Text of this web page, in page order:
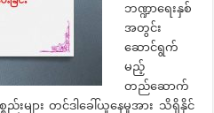
ဘဏ္ဍာရေးနှစ်
အတွင်း
ဆောင်ရွက်
မည့်
တည်ဆောက်
စည်းများ တင်ဒါခေါ်ယူနေမှုအား သိရှိနိုင်